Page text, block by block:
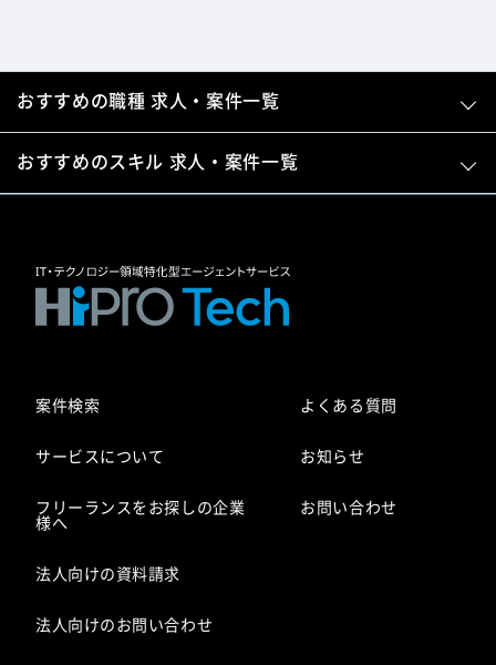
おすすめの職種 求人・案件一覧
おすすめのスキル 求人・案件一覧
案件検索
サービスについて
フリーランスをお探しの企業
様へ
法人向けの資料請求
法人向けのお問い合わせ
よくある質問
お知らせ
お問い合わせ